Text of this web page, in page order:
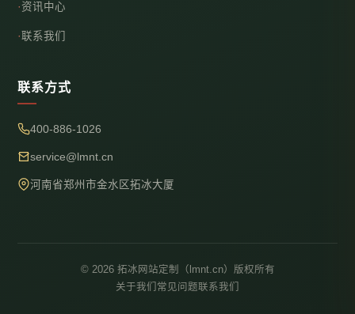
资讯中心
联系我们
联系方式
400-886-1026
service@lmnt.cn
河南省郑州市金水区拓冰大厦
© 2026 拓冰网站定制（lmnt.cn）版权所有
关于我们 常见问题联系我们